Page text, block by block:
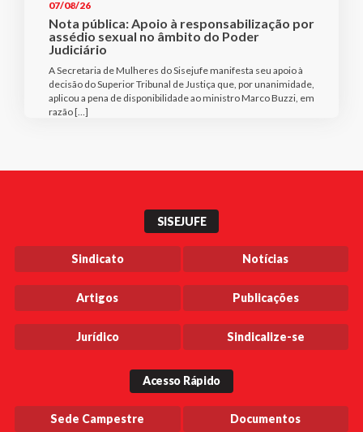
07/08/26
Nota pública: Apoio à responsabilização por
assédio sexual no âmbito do Poder
Judiciário
A Secretaria de Mulheres do Sisejufe manifesta seu apoio à
decisão do Superior Tribunal de Justiça que, por unanimidade,
aplicou a pena de disponibilidade ao ministro Marco Buzzi, em
razão […]
SISEJUFE
Sindicato Notícias
Artigos Publicações
Jurídico Sindicalize-se
Acesso Rápido
Sede Campestre Documentos